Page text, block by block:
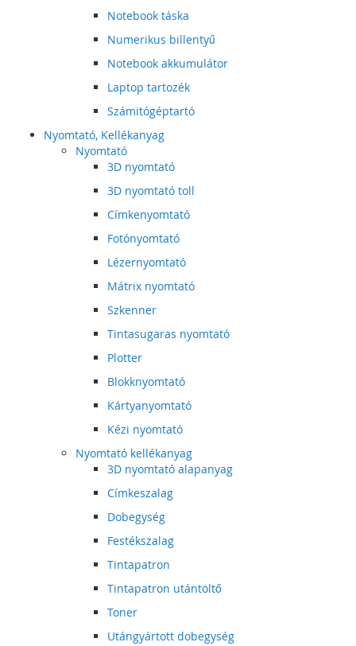
Notebook táska
Numerikus billentyű
Notebook akkumulátor
Laptop tartozék
Számitógéptartó
Nyomtató, Kellékanyag
Nyomtató
3D nyomtató
3D nyomtató toll
Címkenyomtató
Fotónyomtató
Lézernyomtató
Mátrix nyomtató
Szkenner
Tintasugaras nyomtató
Plotter
Blokknyomtató
Kártyanyomtató
Kézi nyomtató
Nyomtató kellékanyag
3D nyomtató alapanyag
Címkeszalag
Dobegység
Festékszalag
Tintapatron
Tintapatron utántöltő
Toner
Utángyártott dobegység